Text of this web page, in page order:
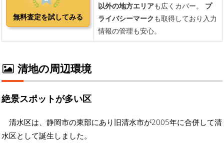
清地の周辺環境
絶景スポットが多い区
清水区は、静岡市の東部にあり旧清水市が2005年に合併して清
水区として誕生しました。